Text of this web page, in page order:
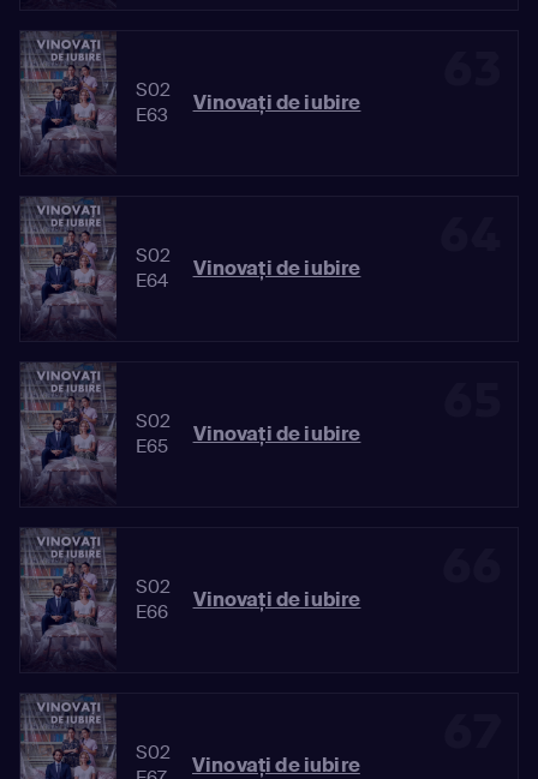
S02
E63
Vinovaţi de iubire
S02
E64
Vinovaţi de iubire
S02
E65
Vinovaţi de iubire
S02
E66
Vinovaţi de iubire
S02
Vinovaţi de iubire